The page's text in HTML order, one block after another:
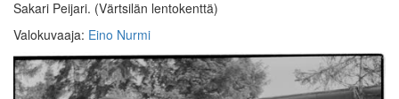
Sakari Peijari. (Värtsilän lentokenttä)
Valokuvaaja: Eino Nurmi